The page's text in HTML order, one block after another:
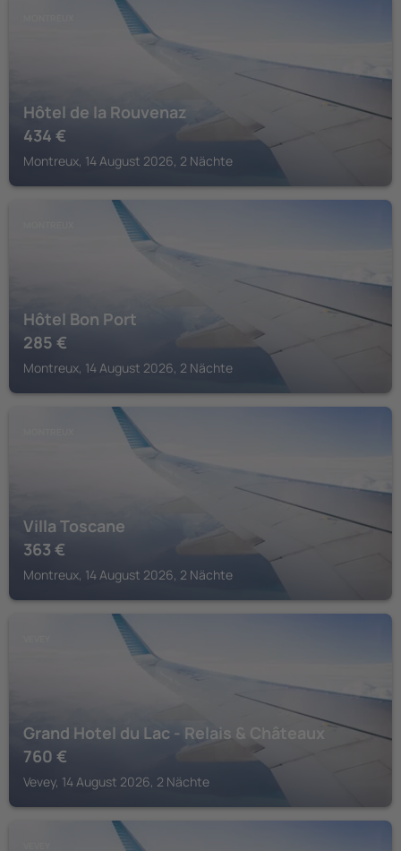
Hôtel de la Rouvenaz
434 €
Montreux, 14 August 2026, 2 Nächte
Hôtel Bon Port
285 €
Montreux, 14 August 2026, 2 Nächte
Villa Toscane
363 €
Montreux, 14 August 2026, 2 Nächte
Grand Hotel du Lac - Relais & Châteaux
760 €
Vevey, 14 August 2026, 2 Nächte